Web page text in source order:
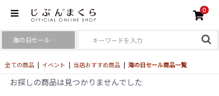
0
全ての商品 | イベント | 当店おすすめ商品 | 海の日セール商品一覧
お探しの商品は見つかりませんでした